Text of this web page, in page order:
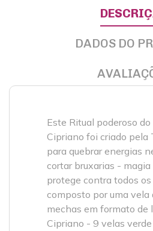
DADOS DO
Este Ritual poderoso
Cipriano foi criado pela
para quebrar energias
cortar bruxarias - magia
protege contra todos os
composto por uma vela
mechas em formato de
Cipriano - 9 velas